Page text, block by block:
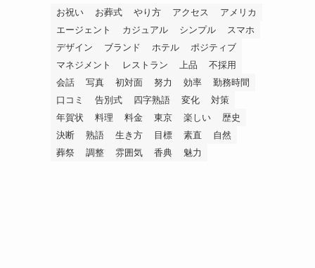
お祝い お葬式 やり方 アクセス
アメリカ
エージェント
カジュアル シンプル
スマホ
デザイン
ブランド ホテル
ポジティブ
マネジメント
レストラン 上品
不採用
会話
写真 初対面 努力 効率
勤務時間
口コミ
告別式 四字熟語 変化
対策
年賀状
料理 料金 東京 楽しい
歴史
決断
熟語 生き方 目標 素直
自然
葬祭
調整 雰囲気 香典 魅力